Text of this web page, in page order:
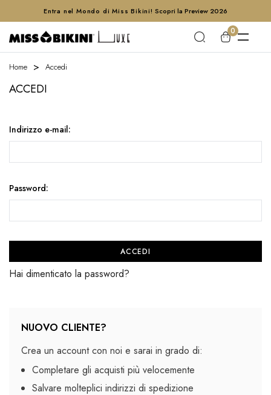
Entra nel Mondo di Miss Bikini! Scopri la Preview 2026
0
Home Accedi
ACCEDI
Indirizzo e-mail:
Password:
Hai dimenticato la password?
NUOVO CLIENTE?
Crea un account con noi e sarai in grado di:
Completare gli acquisti più velocemente
Salvare molteplici indirizzi di spedizione